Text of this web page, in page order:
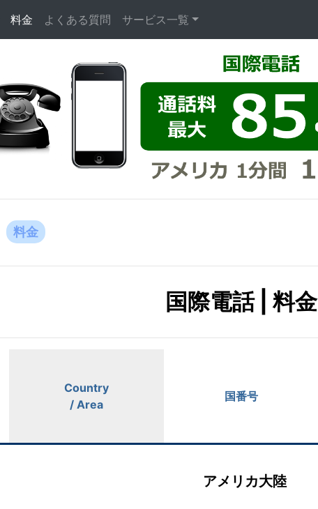
料金 (current)
よくある質問 サービス一覧
料金
国際電話 | 料金
Country
/ Area
国番号
アメリカ大陸